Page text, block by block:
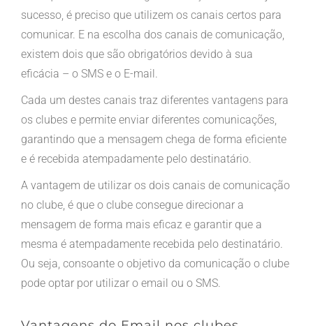
sucesso, é preciso que utilizem os canais certos para
comunicar. E na escolha dos canais de comunicação,
existem dois que são obrigatórios devido à sua
eficácia – o SMS e o E-mail.
Cada um destes canais traz diferentes vantagens para
os clubes e permite enviar diferentes comunicações,
garantindo que a mensagem chega de forma eficiente
e é recebida atempadamente pelo destinatário.
A vantagem de utilizar os dois canais de comunicação
no clube, é que o clube consegue direcionar a
mensagem de forma mais eficaz e garantir que a
mesma é atempadamente recebida pelo destinatário.
Ou seja, consoante o objetivo da comunicação o clube
pode optar por utilizar o email ou o SMS.